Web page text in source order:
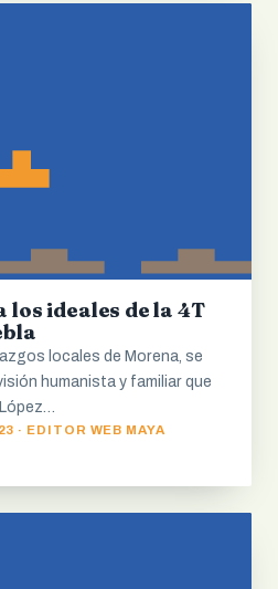
los ideales de la 4T
locales de Morena, se
humanista y familiar que
· EDITOR WEB MAYA